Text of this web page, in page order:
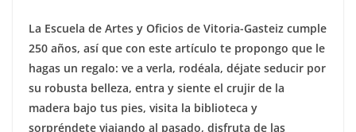
La Escuela de Artes y Oficios de Vitoria-Gasteiz cumple
250 años, así que con este artículo te propongo que le
hagas un regalo: ve a verla, rodéala, déjate seducir por
su robusta belleza, entra y siente el crujir de la
madera bajo tus pies, visita la biblioteca y
sorpréndete viajando al pasado, disfruta de las